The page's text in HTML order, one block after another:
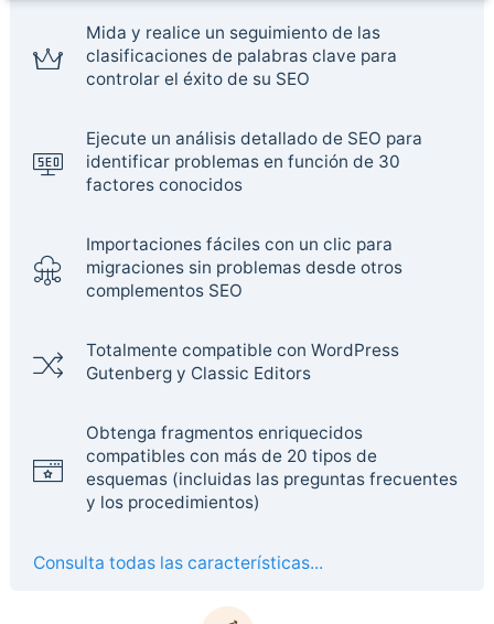
Mida y realice un seguimiento de las
clasificaciones de palabras clave para
controlar el éxito de su SEO
Ejecute un análisis detallado de SEO para
identificar problemas en función de 30
factores conocidos
Importaciones fáciles con un clic para
migraciones sin problemas desde otros
complementos SEO
Totalmente compatible con WordPress
Gutenberg y Classic Editors
Obtenga fragmentos enriquecidos
compatibles con más de 20 tipos de
esquemas (incluidas las preguntas frecuentes
y los procedimientos)
Consulta todas las características...